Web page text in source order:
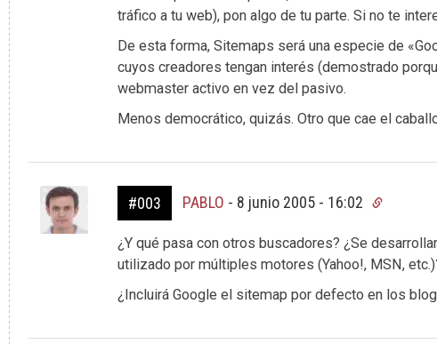
tráfico a tu web), pon algo de tu parte. Si no te
De esta forma, Sitemaps será una especie de
cuyos creadores tengan interés (demostrado
webmaster activo en vez del pasivo.
Menos democrático, quizás. Otro que cae el
#003 PABLO - 8 junio 2005 - 16:02
¿Y qué pasa con otros buscadores? ¿Se
utilizado por múltiples motores (Yahoo!, MSN,
¿Incluirá Google el sitemap por defecto en los